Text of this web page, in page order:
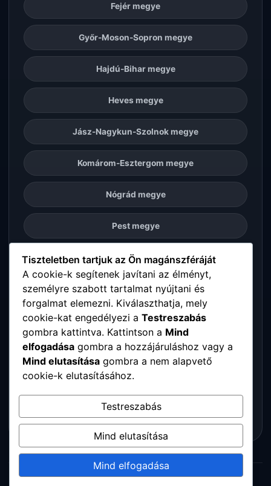
Fejér megye
Győr-Moson-Sopron megye
Hajdú-Bihar megye
Heves megye
Jász-Nagykun-Szolnok megye
Komárom-Esztergom megye
Nógrád megye
Pest megye
Somogy megye
Szabolcs-Szatmár-Bereg megye
Tolna megye
Vas megye
Veszprém megye
Tiszteletben tartjuk az Ön magánszféráját
A cookie-k segítenek javítani az élményt,
személyre szabott tartalmat nyújtani és
forgalmat elemezni. Kiválaszthatja, mely
cookie-kat engedélyezi a Testreszabás
gombra kattintva. Kattintson a Mind
elfogadása gombra a hozzájáruláshoz vagy a
Mind elutasítása gombra a nem alapvető
cookie-k elutasításához.
Testreszabás
Mind elutasítása
Mind elfogadása